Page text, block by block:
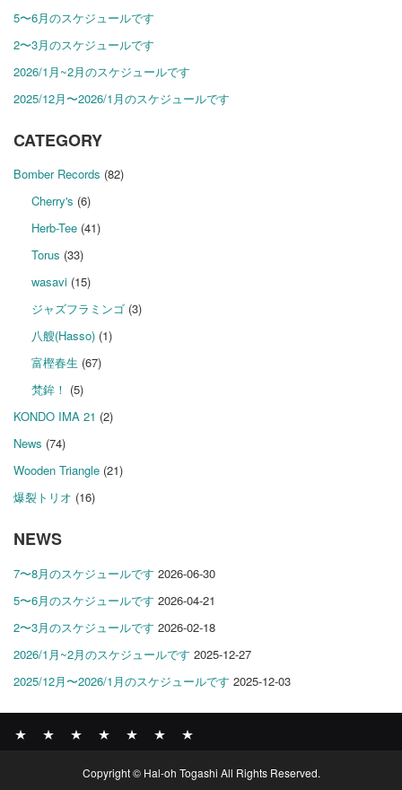
5〜6月のスケジュールです
2〜3月のスケジュールです
2026/1月~2月のスケジュールです
2025/12月〜2026/1月のスケジュールです
CATEGORY
Bomber Records (82)
Cherry's (6)
Herb-Tee(41)
Torus (33)
wasavi(15)
ジャズフラミンゴ(3)
八艘(Hasso)(1)
富樫春生 (67)
梵鉾！ (5)
KONDO IMA 21 (2)
News (74)
Wooden Triangle (21)
爆裂トリオ (16)
NEWS
7〜8月のスケジュールです 2026-06-30
5〜6月のスケジュールです 2026-04-21
2〜3月のスケジュールです 2026-02-18
2026/1月~2月のスケジュールです 2025-12-27
2025/12月〜2026/1月のスケジュールです 2025-12-03
RECORDS
PROFILE
Copyright © Hal-oh Togashi All Rights Reserved.